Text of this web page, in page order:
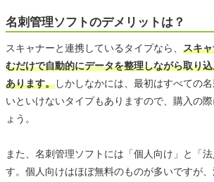
名刺管理ソフトのデメリットは？
スキャナーと連携しているタイプなら、 スキ
むだけで自動的にデータを整理しながら取り
あります。しかしなかには、最初はすべての
いといけないタイプもありますので、購入の
ょう。
また、名刺管理ソフトには「個人向け」と「
す。個人向けはほぼ無料のものが多いですが